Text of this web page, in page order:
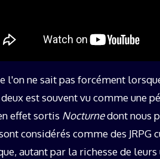
l'on ne sait pas forcément
est souvent vu comme une
effet sortis Nocturnedont nous
considérés comme des JRPG
autant par la richesse de